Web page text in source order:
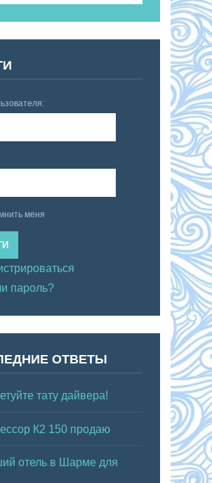
меня
пароль?
ОТВЕТЫ
тату дайвера!
К2 150 продаю
отель в Шарме для